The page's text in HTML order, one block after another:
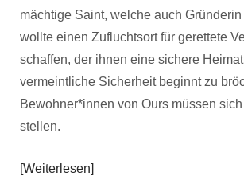
mächtige Saint, welche auch Gründerin
wollte einen Zufluchtsort für gerettete
schaffen, der ihnen eine sichere
vermeintliche Sicherheit beginnt zu
Bewohner*innen von Ours müssen
stellen.
Weiterlesen